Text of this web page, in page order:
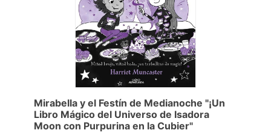
Mirabella y el Festín de Medianoche "¡Un
Libro Mágico del Universo de Isadora
Moon con Purpurina en la Cubier"